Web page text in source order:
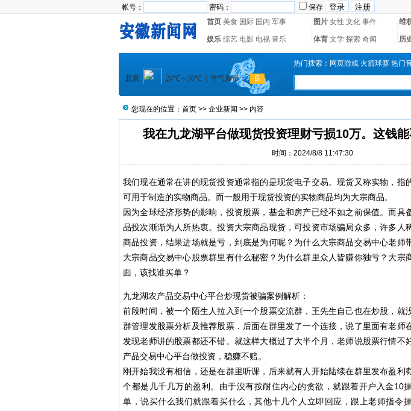
帐号： 密码： 保存
首页 美食 国际 国内 军事 图片 女性 文化 事件 维
娱乐 综艺 电影 电视 音乐 体育 文学 探索 奇闻 历
热门搜索： 网页游戏 火箭球赛 热门
您现在的位置： 首页 >> 企业新闻 >> 内容
我在九龙湖平台做现货投资理财亏损10万。这钱
时间：2024/8/8 11:47:30
我们现在通常在讲的现货投资通常指的是现货电子交易。现货又称实物，指
可用于制造的实物商品。而一般用于现货投资的实物商品均为大宗商品。
因为全球经济形势的影响，投资股票，基金和房产已经不如之前保值。而具
品投次渐渐为人所热衷。投资大宗商品现货，可投资市场骗局众多，许多人
商品投资，结果进场就是亏，到底是为何呢？为什么大宗商品交易中心老师
大宗商品交易中心股票群里有什么秘密？为什么群里众人皆赚你独亏？大宗
面，该找谁买单？
九龙湖农产品交易中心平台炒现货被骗案例解析：
前段时间，被一个陌生人拉入到一个股票交流群，王先生自己也在炒股，就
群管理发股票分析及推荐股票，后面在群里发了一个连接，说了里面有老师
发现老师讲的股票都还不错。就这样大概过了大半个月，老师说股票行情不
产品交易中心平台做投资，稳赚不赔。
刚开始我没有相信，还是在群里听课，后来就有人开始陆续在群里发布盈利
个都是几千几万的盈利。由于没有按耐住内心的贪欲，就跟着开户入金10
单，说买什么我们就跟着买什么，其他十几个人立即回应，跟上老师指令